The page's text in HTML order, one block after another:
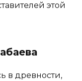
этой
в древности,